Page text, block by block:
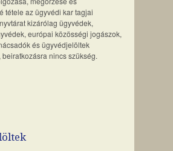
tétele az ügyvédi kar tagjai
kizárólag ügyvédek,
európai közösségi jogászok,
és ügyvédjelöltek
nincs szükség.